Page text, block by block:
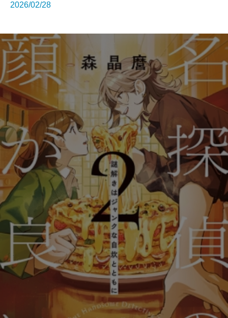
2026/02/28